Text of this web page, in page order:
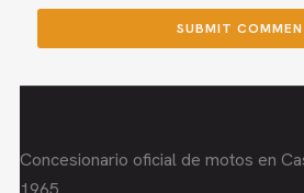
Concesionario oficial de motos en